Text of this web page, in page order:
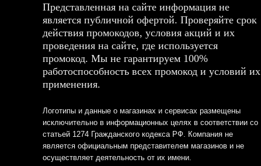
Представленная на сайте информация не
является публичной офертой. Проверяйте срок
действия промокодов, условия акций и их
проведения на сайте, где используется
промокод. Мы не гарантируем 100%
работоспособность всех промокод и условий их
применения.
Логотипы и данные о магазинах и сервисах размещены
исключительно в информационных целях в соответствии со
статьей 1274 Гражданского кодекса РФ. Компания не
является официальным представителем магазинов и не
осуществляет деятельность от их имени.